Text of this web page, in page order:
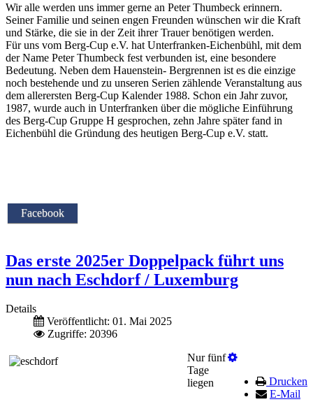
Wir alle werden uns immer gerne an Peter Thumbeck erinnern.
Seiner Familie und seinen engen Freunden wünschen wir die Kraft
und Stärke, die sie in der Zeit ihrer Trauer benötigen werden.
Für uns vom Berg-Cup e.V. hat Unterfranken-Eichenbühl, mit dem
der Name Peter Thumbeck fest verbunden ist, eine besondere
Bedeutung. Neben dem Hauenstein- Bergrennen ist es die einzige
noch bestehende und zu unseren Serien zählende Veranstaltung aus
dem allerersten Berg-Cup Kalender 1988. Schon ein Jahr zuvor,
1987, wurde auch in Unterfranken über die mögliche Einführung
des Berg-Cup Gruppe H gesprochen, zehn Jahre später fand in
Eichenbühl die Gründung des heutigen Berg-Cup e.V. statt.
Facebook
Das erste 2025er Doppelpack führt uns
nun nach Eschdorf / Luxemburg
Details
Veröffentlicht: 01. Mai 2025
Zugriffe: 20396
Drucken
E-Mail
Nur fünf
Tage
liegen